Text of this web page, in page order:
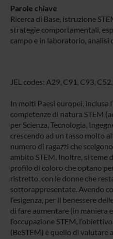
Parole chiave
Ricerca di Base, istruzione
strategie comportamentali,
campo e in laboratorio, analisi
JEL codes: A29, C91, C93,
In molti Paesi europei, inclusa
competenze di natura STEM
per Scienza, Tecnologia,
crescendo ad un tasso molto
numero di ragazzi che
ambito STEM. Inoltre, si teme
profilo di coloro che optano
ristretto, con le donne che
sottorappresentate. Avendo
l’esigenza, per il benessere
di fare aumentare (in maniera
l’occupazione STEM,
(BeSTEM) è quello di valutare